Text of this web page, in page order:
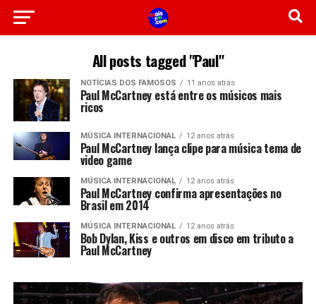
All posts tagged "Paul"
NOTÍCIAS DOS FAMOSOS 11 anos atrás
Paul McCartney está entre os músicos mais
ricos
MÚSICA INTERNACIONAL 12 anos atrás
Paul McCartney lança clipe para música tema de
video game
MÚSICA INTERNACIONAL 12 anos atrás
Paul McCartney confirma apresentações no
Brasil em 2014
MÚSICA INTERNACIONAL 12 anos atrás
Bob Dylan, Kiss e outros em disco em tributo a
Paul McCartney